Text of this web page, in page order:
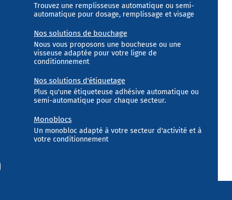
Trouvez une remplisseuse automatique ou semi-
automatique pour dosage, remplissage et visage
Nos solutions de bouchage
Nous vous proposons une boucheuse ou une
visseuse adaptée pour votre ligne de
conditionnement
Nos solutions d'étiquetage
Plus qu'une étiqueteuse adhésive automatique ou
semi-automatique pour chaque secteur.
Monoblocs
Un monobloc adapté à votre secteur d'activité et à
votre conditionnement